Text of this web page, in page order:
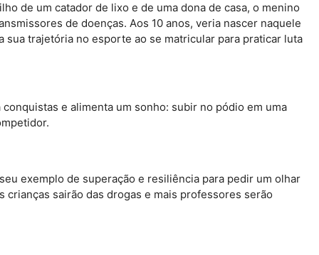
de um catador de lixo e de uma dona de casa, o menino
de doenças. Aos 10 anos, veria nascer naquele
trajetória no esporte ao se matricular para praticar luta
e alimenta um sonho: subir no pódio em uma
exemplo de superação e resiliência para pedir um olhar
crianças sairão das drogas e mais professores serão